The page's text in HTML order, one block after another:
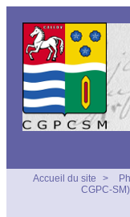
Accueil du site >
CGPC-SM)